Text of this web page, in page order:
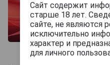
Сайт содержит
старше 18 лет.
сайте, не являются
исключительно
характер и
для личного